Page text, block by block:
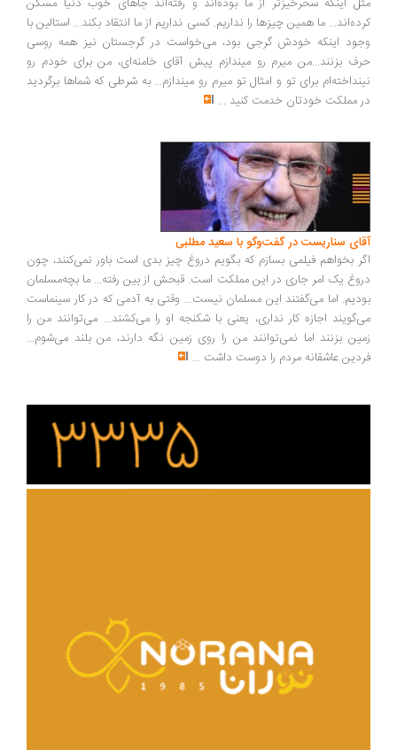
کرده‌اند... ما همین چیزها را نداریم. کسی نداریم از ما انتقاد بکند... استالین با
وجود اینکه خودش گرجی بود، می‌خواست در گرجستان نیز همه روسی
حرف بزنند...من میرم رو میندازم پیش آقای خامنه‌ای، من برای خودم رو
نینداخته‌ام برای تو و امثال تو میرم رو میندازم... به شرطی که شماها برگردید
در مملکت خودتان خدمت کنید ...
آقای سناریست در گفت‌وگو با سعید مطلبی
اگر بخواهم فیلمی بسازم که بگویم دروغ چیز بدی است باور نمی‌کنند، چون
دروغ یک امر جاری در این مملکت است. قبحش از بین رفته... ما بچه‌مسلمان
بودیم. اما می‌گفتند این مسلمان نیست... وقتی به آدمی که در کار سینماست
می‌گویند اجازه کار نداری، یعنی با شکنجه او را می‌کشند... می‌توانند من را
زمین بزنند اما نمی‌توانند من را روی زمین نگه دارند، من بلند می‌شوم...
فردین عاشقانه مردم را دوست داشت ...